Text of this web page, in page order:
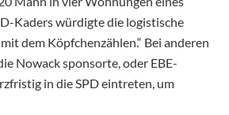
Kaders würdigte die logistische
dem Köpfchenzählen.“ Bei anderen
Nowack sponsorte, oder EBE-
in die SPD eintreten, um